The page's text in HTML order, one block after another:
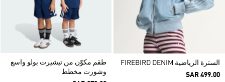
السترة الرياضية FIREBIRD DENIM
SAR 499.00
طقم مكوّن من تيشيرت بولو واسع
وشورت مخطط